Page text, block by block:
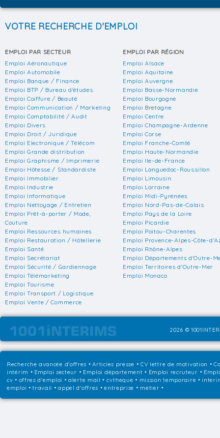
VOTRE RECHERCHE D'EMPLOI
EMPLOI PAR SECTEUR
Emploi Aéronautique
Emploi Automobile
Emploi Banque / Finance
Emploi BTP / Bureau d'études
Emploi Coiffure / Beauté
Emploi Communication / Marketing
Emploi Comptabilité / Audit
Emploi Divers
Emploi Droit / Juridique
Emploi Electronique / Télécom
Emploi Grande distribution
Emploi Graphisme / Imprimerie
Emploi Hôtesse / Standardiste
Emploi Immobilier
Emploi Industrie
Emploi Informatique
Emploi Nettoyage / Entretien
Emploi Prêt-à-porter / Mode,
Couture
Emploi Ressources humaines
Emploi Restauration / Hôtellerie
Emploi Santé
Emploi Secrétariat
Emploi Sécurité / Gardiennage
Emploi Télémarketing
Emploi Tourisme
Emploi Transport / Logistique
Emploi Vente / Commerce
EMPLOI PAR RÉGION
Emploi Alsace
Emploi Aquitaine
Emploi Auvergne
Emploi Basse-Normandie
Emploi Bourgogne
Emploi Bretagne
Emploi Centre
Emploi Champagne-Ardenne
Emploi Corse
Emploi Franche-Comté
Emploi Haute-Normandie
Emploi Ile-de-France
Emploi Languedoc-Roussillon
Emploi Limousin
Emploi Lorraine
Emploi Midi-Pyrénées
Emploi Nord-Pas-de-Calais
Emploi Pays de la Loire
Emploi Picardie
Emploi Poitou-Charentes
Emploi Provence-Alpes-Côte-
Emploi Rhône-Alpes
Emploi Départements d'Outre-
Emploi Territoires d'Outre-Mer
Emploi Monaco
2026 ©
Recherche avancée d'offres •Articles presse • CV lettre de motivation •
intérim • Emploi secteur • Emploi département • Emploi recruteur •
cv • offres d'emploi • alerte mail • cvtheque • mission temporaire •
emploi • travail • appel d'offres • entreprise • metier •